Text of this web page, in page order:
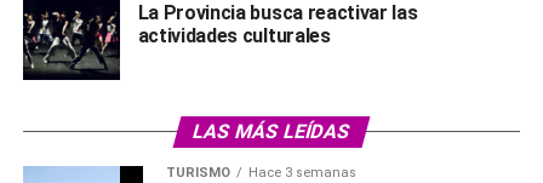
La Provincia busca reactivar las
actividades culturales
LAS MÁS LEÍDAS
TURISMO Hace 3 semanas